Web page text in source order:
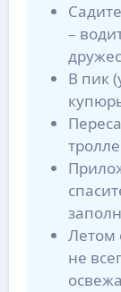
–
В пик
Летом
не